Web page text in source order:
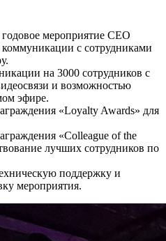
мероприятие CEO
с сотрудниками
на 3000 сотрудников с
и возможностью
эфире.
«Loyalty Awards» для
«Colleague of the
лучших сотрудников по
поддержку и
мероприятия.